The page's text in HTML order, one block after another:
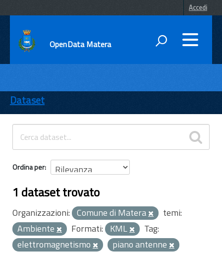
Accedi
OpenData Matera
ENTI
TEMI
INFORMAZIONI
Dataset
Ordina per
1 dataset trovato
Organizzazioni: Comune di Matera
temi:
Ambiente
Formati: KML
Tag:
elettromagnetismo
piano antenne